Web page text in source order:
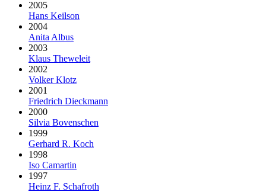
2005
Hans Keilson
2004
Anita Albus
2003
Klaus Theweleit
2002
Volker Klotz
2001
Friedrich Dieckmann
2000
Silvia Bovenschen
1999
Gerhard R. Koch
1998
Iso Camartin
1997
Heinz F. Schafroth